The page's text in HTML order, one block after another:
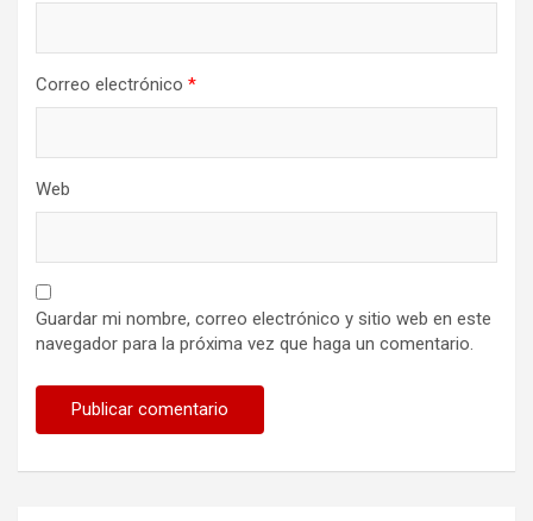
Correo electrónico *
Web
Guardar mi nombre, correo electrónico y sitio web en este
navegador para la próxima vez que haga un comentario.